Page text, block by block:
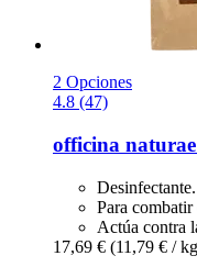
2 Opciones
4.8 (47)
officina naturae
Desinfectante.
Para
Actúa contra
17,69 € (11,79 € /